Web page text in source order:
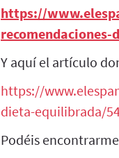
https://
Y aquí el artículo
https://
dieta-equilibrada/
Podéis